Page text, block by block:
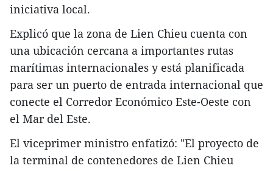
iniciativa local.
​Explicó que la zona de Lien Chieu cuenta con
una ubicación cercana a importantes rutas
marítimas internacionales y está planificada
para ser un puerto de entrada internacional que
conecte el Corredor Económico Este-Oeste con
el Mar del Este.
​El viceprimer ministro enfatizó: "El proyecto de
la terminal de contenedores de Lien Chieu